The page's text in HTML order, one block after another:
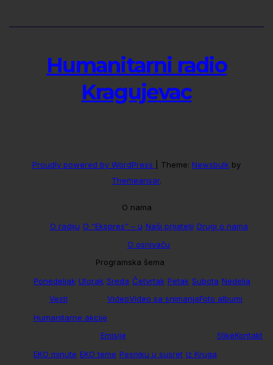
Humanitarni radio
Kragujevac
Proudly powered by WordPress Theme: Newsbulk by
Themeansar.
O nama
O radiju O “Ekspres” – u Naši prijatelji Drugi o nama
O osnivaču
Programska šema
Ponedeljak Utorak Sreda Četvrtak Petak Subota Nedelja
Vesti
Humanitarne akcije
VideoVideo sa snimanjaFoto albumi
Emisije
EKO minute EKO teme Pesniku u susret Iz Kruga
SlikeKontakt